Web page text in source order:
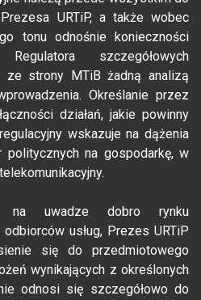
URTiP, a także wobec
tonu odnośnie konieczności
szczegółowych
ze strony MTiB żadną analizą
Określanie przez
działań, jakie powinny
wskazuje na dążenia
politycznych na gospodarkę, w
na uwadze dobro rynku
usług, Prezes URTiP
się do przedmiotowego
wynikających z określonych
odnosi się szczegółowo do